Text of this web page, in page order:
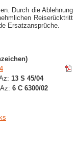
Durch die Ablehnung
Reiserücktritt
Ersatzansprüche.
13 S 45/04
6 C 6300/02